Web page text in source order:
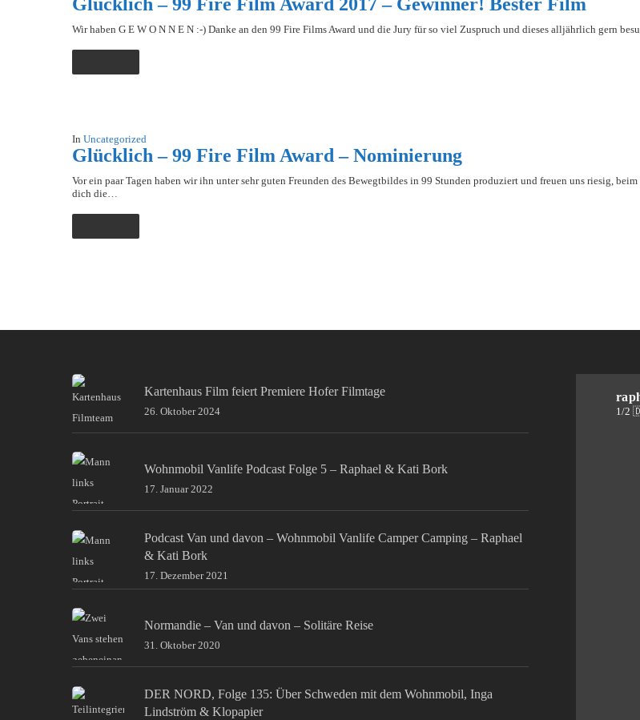
Wir haben G E W O N N E N :-) Danke an den 99 Fire Films Award und die Jury für so viel Zuspruch und dieses alljährlich gern
In Uncategorized
Glücklich – 99 Fire Film Award – Nominierung
Vor ein paar Tagen haben wir ihn unter sehr guten Freunden des Bewegtbildes in 99 Stunden produziert und freuen uns riesig,
dich die…
Kartenhaus Film feiert Premiere Hofer Filmtage
26. Oktober 2024
Wohnmobil Vanlife Podcast Folge 5 – Raphael & Kati Bork
17. Januar 2022
Podcast Van und davon – Wohnmobil Vanlife Camper Camping – Raphael
& Kati Bork
17. Dezember 2021
Normandie – Van und davon – Solitäre Reise
31. Oktober 2020
DER NORD, Folge 135: Über Schweden mit dem Wohnmobil, Inga
Lindström & Klopapier
1/2